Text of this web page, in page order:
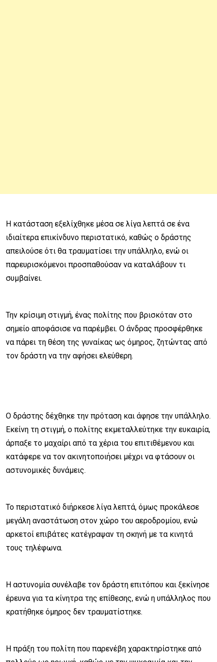
Η κατάσταση εξελίχθηκε μέσα σε λίγα λεπτά σε ένα
ιδιαίτερα επικίνδυνο περιστατικό, καθώς ο δράστης
απειλούσε ότι θα τραυματίσει την υπάλληλο, ενώ οι
παρευρισκόμενοι προσπαθούσαν να καταλάβουν τι
συμβαίνει.
Την κρίσιμη στιγμή, ένας πολίτης που βρισκόταν στο
σημείο αποφάσισε να παρέμβει. Ο άνδρας προσφέρθηκε
να πάρει τη θέση της γυναίκας ως όμηρος, ζητώντας από
τον δράστη να την αφήσει ελεύθερη.
Ο δράστης δέχθηκε την πρόταση και άφησε την υπάλληλο.
Εκείνη τη στιγμή, ο πολίτης εκμεταλλεύτηκε την ευκαιρία,
άρπαξε το μαχαίρι από τα χέρια του επιτιθέμενου και
κατάφερε να τον ακινητοποιήσει μέχρι να φτάσουν οι
αστυνομικές δυνάμεις.
Το περιστατικό διήρκεσε λίγα λεπτά, όμως προκάλεσε
μεγάλη αναστάτωση στον χώρο του αεροδρομίου, ενώ
αρκετοί επιβάτες κατέγραψαν τη σκηνή με τα κινητά
τους τηλέφωνα.
Η αστυνομία συνέλαβε τον δράστη επιτόπου και ξεκίνησε
έρευνα για τα κίνητρα της επίθεσης, ενώ η υπάλληλος που
κρατήθηκε όμηρος δεν τραυματίστηκε.
Η πράξη του πολίτη που παρενέβη χαρακτηρίστηκε από